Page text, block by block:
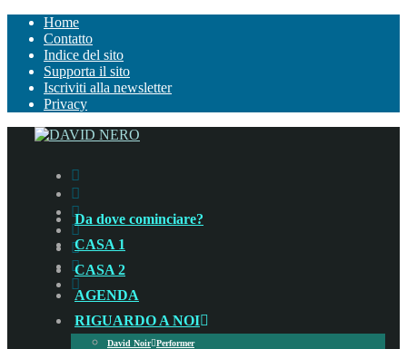
Home
Contatto
Indice del sito
Supporta il sito
Iscriviti alla newsletter
Privacy
Da dove cominciare?
CASA 1
CASA 2
AGENDA
RIGUARDO A NOI
David Noir Performer